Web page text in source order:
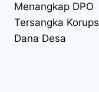
Menangkap DPO
Tersangka
Dana Desa